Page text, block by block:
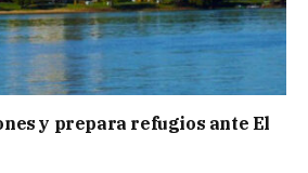
y prepara refugios ante El